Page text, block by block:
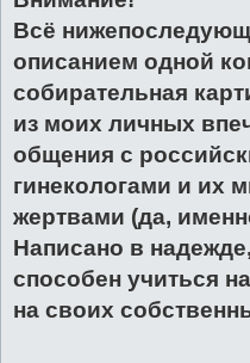
Всё
описанием одной
собирательная
из моих личных
общения с
гинекологами и их
жертвами (да,
Написано в
способен учиться
на своих